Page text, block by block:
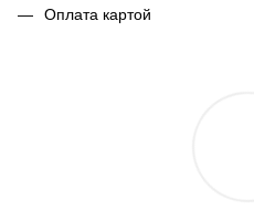
Оплата картой